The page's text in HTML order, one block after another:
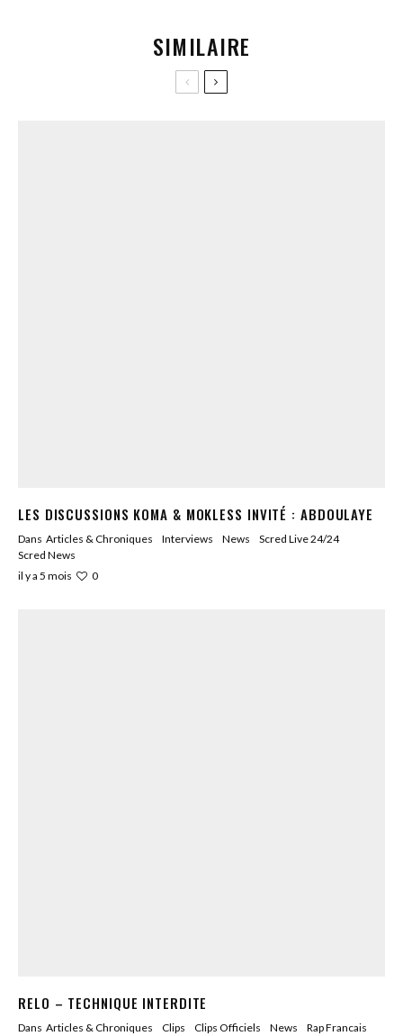
SIMILAIRE
LES DISCUSSIONS KOMA & MOKLESS INVITÉ : ABDOULAYE
Dans Articles & Chroniques Interviews News
Scred Live 24/24
Scred News
il y a 5 mois
0
RELO – TECHNIQUE INTERDITE
Dans Articles & Chroniques Clips Clips Officiels News
Rap Francais